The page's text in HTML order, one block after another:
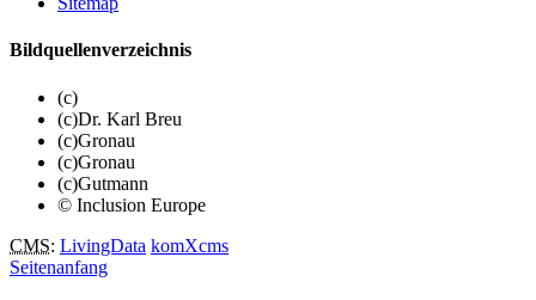
Bildquellenverzeichnis
(c)
(c)Dr. Karl Breu
(c)Gronau
(c)Gronau
(c)Gutmann
© Inclusion Europe
CMS: LivingData komXcms
Seitenanfang